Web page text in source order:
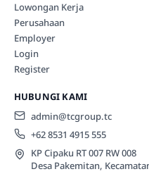
Lowongan Kerja
Perusahaan
Employer
Login
Register
HUBUNGI KAMI
admin@tcgroup.tc
+62 8531 4915 555
KP Cipaku RT 007 RW 008
Desa Pakemitan,